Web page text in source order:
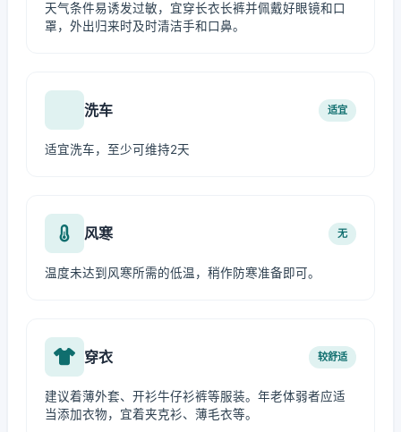
天气条件易诱发过敏，宜穿长衣长裤并佩戴好眼镜和口
罩，外出归来时及时清洁手和口鼻。
洗车 适宜
适宜洗车，至少可维持2天
风寒 无
温度未达到风寒所需的低温，稍作防寒准备即可。
穿衣 较舒适
建议着薄外套、开衫牛仔衫裤等服装。年老体弱者应适
当添加衣物，宜着夹克衫、薄毛衣等。